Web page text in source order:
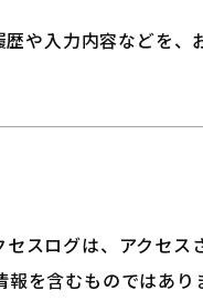
や入力内容などを、
スログは、アクセス
を含むものではあり